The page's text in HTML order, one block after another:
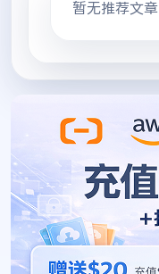
暂无推荐文章